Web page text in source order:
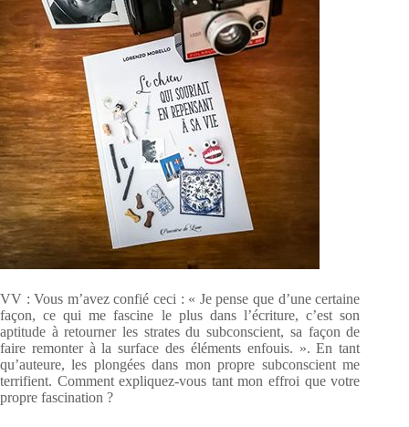
VV : Vous m’avez confié ceci : « Je pense que d’une certaine
façon, ce qui me fascine le plus dans l’écriture, c’est son
aptitude à retourner les strates du subconscient, sa façon de
faire remonter à la surface des éléments enfouis. ». En tant
qu’auteure, les plongées dans mon propre subconscient me
terrifient. Comment expliquez-vous tant mon effroi que votre
propre fascination ?